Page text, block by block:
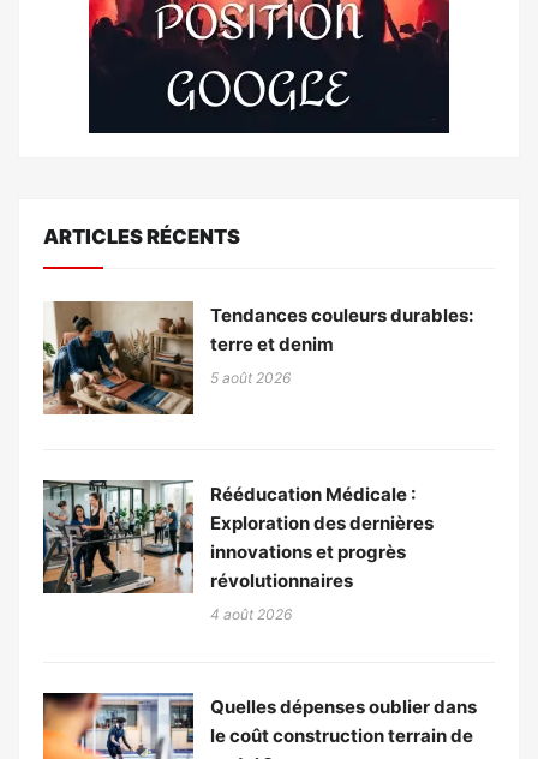
ARTICLES RÉCENTS
Tendances couleurs durables:
terre et denim
5 août 2026
Rééducation Médicale :
Exploration des dernières
innovations et progrès
révolutionnaires
4 août 2026
Quelles dépenses oublier dans
le coût construction terrain de